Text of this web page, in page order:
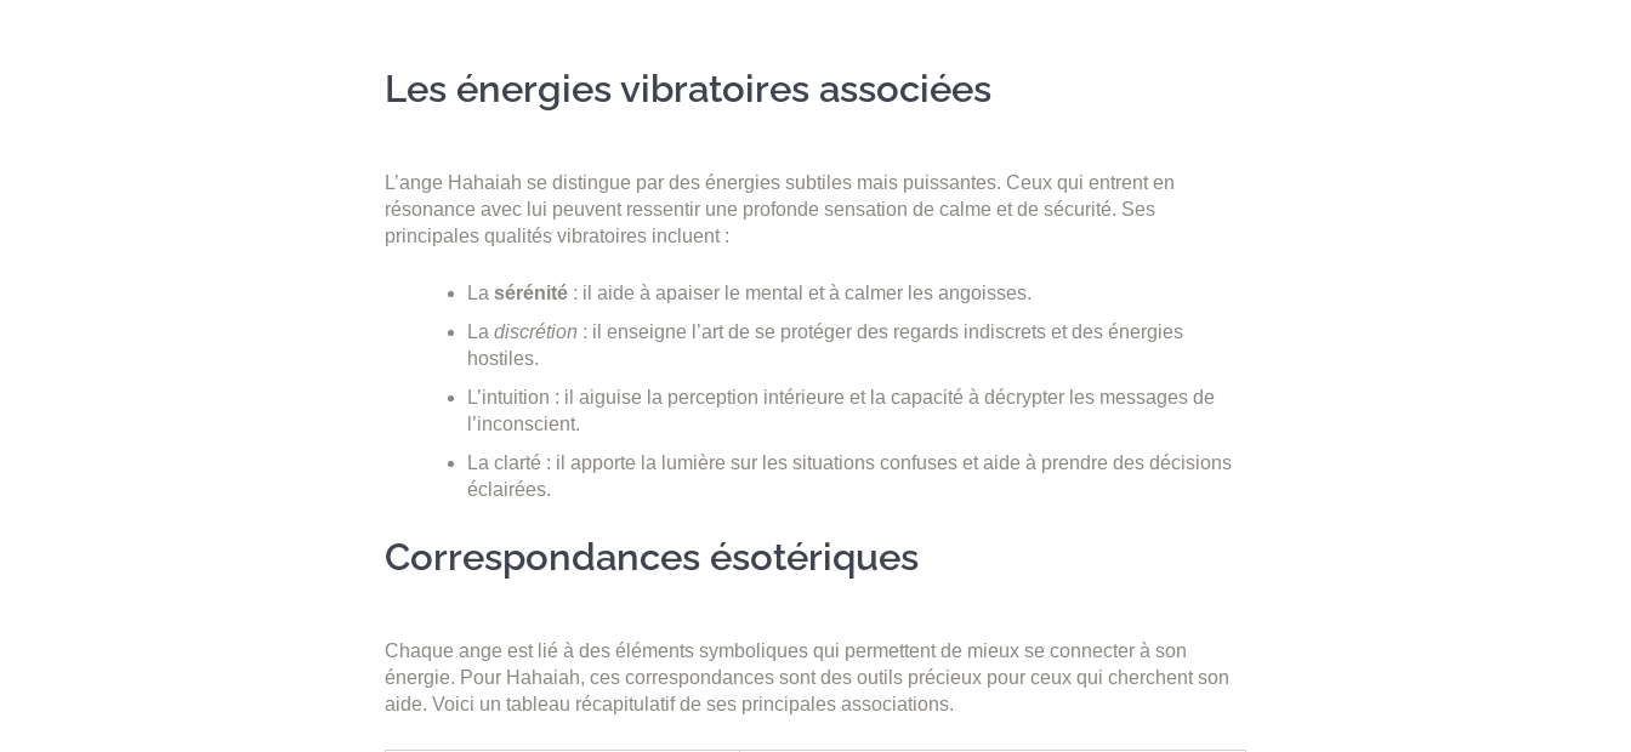
Les énergies vibratoires associées
L’ange Hahaiah se distingue par des énergies subtiles mais puissantes. Ceux qui entrent en
résonance avec lui peuvent ressentir une profonde sensation de calme et de sécurité. Ses
principales qualités vibratoires incluent :
La sérénité : il aide à apaiser le mental et à calmer les angoisses.
La discrétion : il enseigne l’art de se protéger des regards indiscrets et des énergies
hostiles.
L’intuition : il aiguise la perception intérieure et la capacité à décrypter les messages de
l’inconscient.
La clarté : il apporte la lumière sur les situations confuses et aide à prendre des décisions
éclairées.
Correspondances ésotériques
Chaque ange est lié à des éléments symboliques qui permettent de mieux se connecter à son
énergie. Pour Hahaiah, ces correspondances sont des outils précieux pour ceux qui cherchent son
aide. Voici un tableau récapitulatif de ses principales associations.